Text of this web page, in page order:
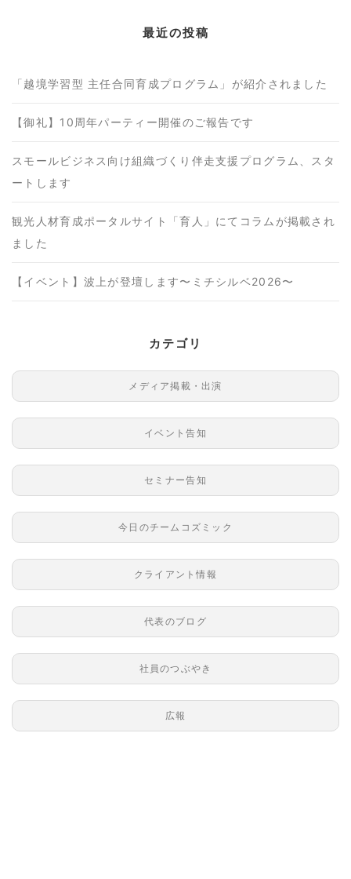
最近の投稿
「越境学習型 主任合同育成プログラム」が紹介されました
【御礼】10周年パーティー開催のご報告です
スモールビジネス向け組織づくり伴走支援プログラム、スタ
ートします
観光人材育成ポータルサイト「育人」にてコラムが掲載され
ました
【イベント】波上が登壇します〜ミチシルベ2026〜
カテゴリ
メディア掲載・出演
イベント告知
セミナー告知
今日のチームコズミック
クライアント情報
代表のブログ
社員のつぶやき
広報